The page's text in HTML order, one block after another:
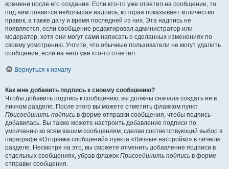
времени после его создания. Если кто-то уже ответил на сообщение, то
под ним появится небольшая надпись, которая показывает количество
правок, а также дату и время последней из них. Эта надпись не
появляется, если сообщение редактировал администратор или
модератор, хотя они могут сами написать о сделанных изменениях по
своему усмотрению. Учтите, что обычные пользователи не могут удалить
сообщение, если на него уже кто-то ответил.
Вернуться к началу
Как мне добавить подпись к своему сообщению?
Чтобы добавить подпись к сообщению, вы должны сначала создать её в
личном разделе. После этого вы можете отметить флажком пункт
Присоединить подпись в форме отправки сообщения, чтобы подпись
добавилась. Вы также можете настроить добавление подписи по
умолчанию ко всем вашим сообщениям, сделав соответствующий выбор в
параграфе «Отправка сообщений» пункта «Личные настройки» в личном
разделе. Несмотря на это, вы сможете отменить добавление подписи в
отдельных сообщениях, убрав флажок Присоединить подпись в форме
отправки сообщения.